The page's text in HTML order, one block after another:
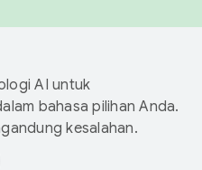
AI untuk
bahasa pilihan Anda.
kesalahan.